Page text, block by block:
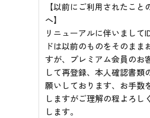
【以前にご利用されたこと
へ】
リニューアルに伴いまして
ドは以前のものをそのまま
すが、プレミアム会員のお
して再登録、本人確認書類
願いしております、お手数
しますがご理解の程よろし
します。